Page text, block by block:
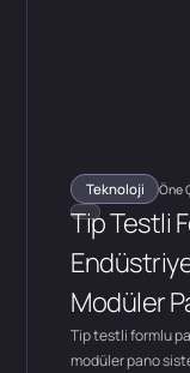
Teknoloji Öne
Tip Testli
Modüler
Tip testli formlu
modüler pano